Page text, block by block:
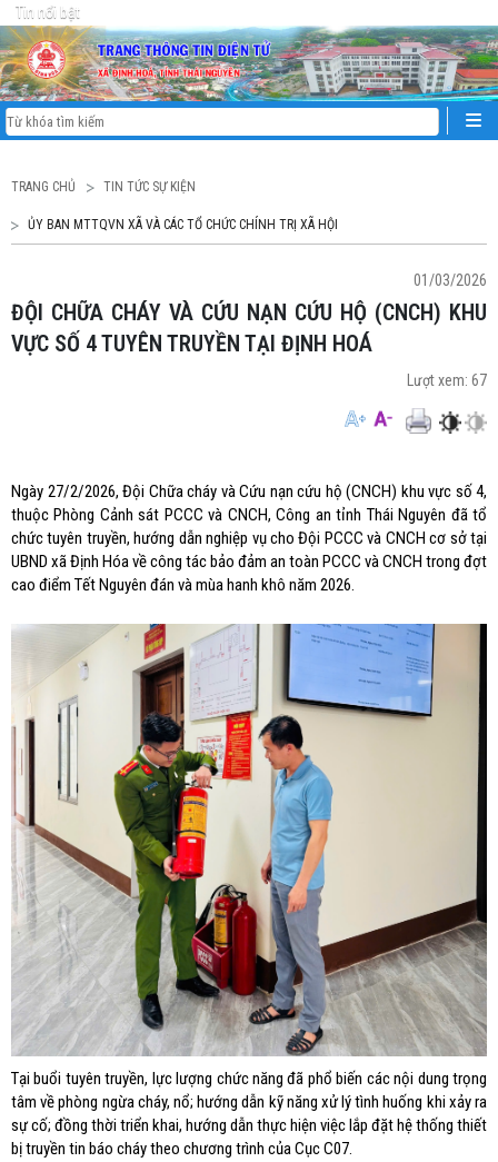
Tin nổi bật
TRANG CHỦ TIN TỨC SỰ KIỆN
ỦY BAN MTTQVN XÃ VÀ CÁC TỔ CHỨC CHÍNH TRỊ XÃ HỘI
01/03/2026
ĐỘI CHỮA CHÁY VÀ CỨU NẠN CỨU HỘ (CNCH) KHU
VỰC SỐ 4 TUYÊN TRUYỀN TẠI ĐỊNH HOÁ
Lượt xem: 67
Ngày 27/2/2026, Đội Chữa cháy và Cứu nạn cứu hộ (CNCH) khu vực số 4,
thuộc Phòng Cảnh sát PCCC và CNCH, Công an tỉnh Thái Nguyên đã tổ
chức tuyên truyền, hướng dẫn nghiệp vụ cho Đội PCCC và CNCH cơ sở tại
UBND xã Định Hóa về công tác bảo đảm an toàn PCCC và CNCH trong đợt
cao điểm Tết Nguyên đán và mùa hanh khô năm 2026.
Tại buổi tuyên truyền, lực lượng chức năng đã phổ biến các nội dung trọng
tâm về phòng ngừa cháy, nổ; hướng dẫn kỹ năng xử lý tình huống khi xảy ra
sự cố; đồng thời triển khai, hướng dẫn thực hiện việc lắp đặt hệ thống thiết
bị truyền tin báo cháy theo chương trình của Cục C07.